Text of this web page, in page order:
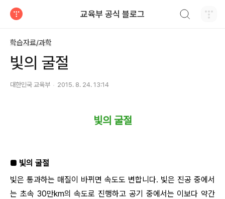
교육부 공식 블로그
학습자료/과학
빛의 굴절
대한민국 교육부 2015. 8. 24. 13:14
빛의 굴절
■ 빛의 굴절
빛은 통과하는 매질이 바뀌면 속도도 변합니다. 빛은 진공 중에서
는 초속 30만km의 속도로 진행하고 공기 중에서는 이보다 약간